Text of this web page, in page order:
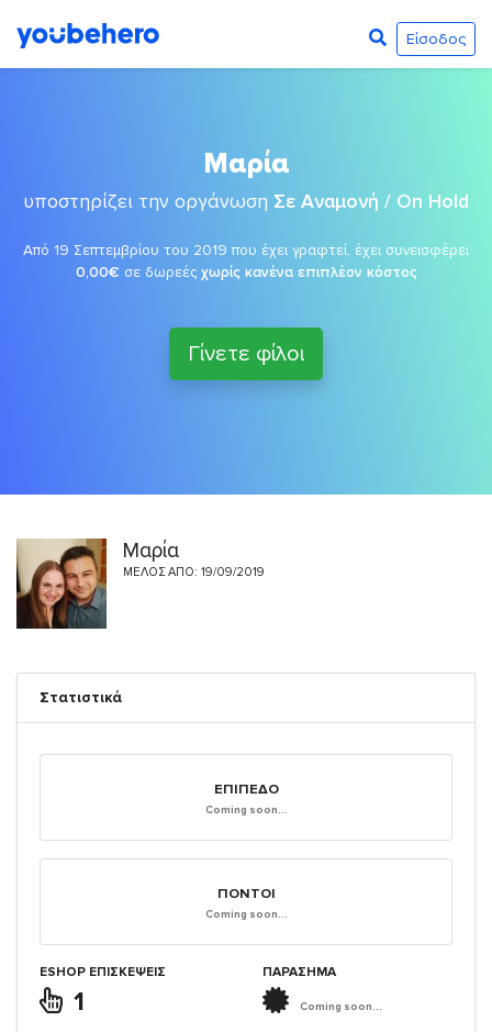
Είσοδος
Μαρία
υποστηρίζει την οργάνωση Σε Αναμονή / On Hold
Από 19 Σεπτεμβρίου του 2019 που έχει γραφτεί, έχει συνεισφέρει
0,00€ σε δωρεές χωρίς κανένα επιπλέον κόστος
Γίνετε φίλοι
Μαρία
ΜΈΛΟΣ ΑΠΌ: 19/09/2019
Στατιστικά
ΕΠΊΠΕΔΟ
Coming soon...
ΠΌΝΤΟΙ
Coming soon...
ESHOP ΕΠΙΣΚΈΨΕΙΣ
1
ΠΑΡΑΣΗΜΑ
Coming soon...